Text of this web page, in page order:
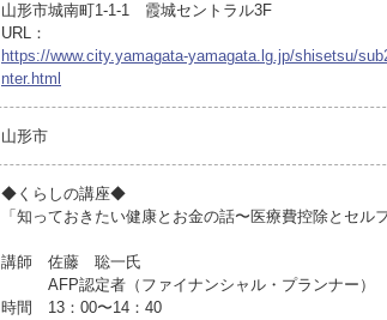
山形市城南町1-1-1 霞城セントラル3F
URL：
https://www.city.yamagata-yamagata.lg.jp/shisetsu/
nter.html
山形市
◆くらしの講座◆
「知っておきたい健康とお金の話〜医療費控除とセル
講師 佐藤 聡一氏
AFP認定者（ファイナンシャル・プランナー）
時間 13：00〜14：40